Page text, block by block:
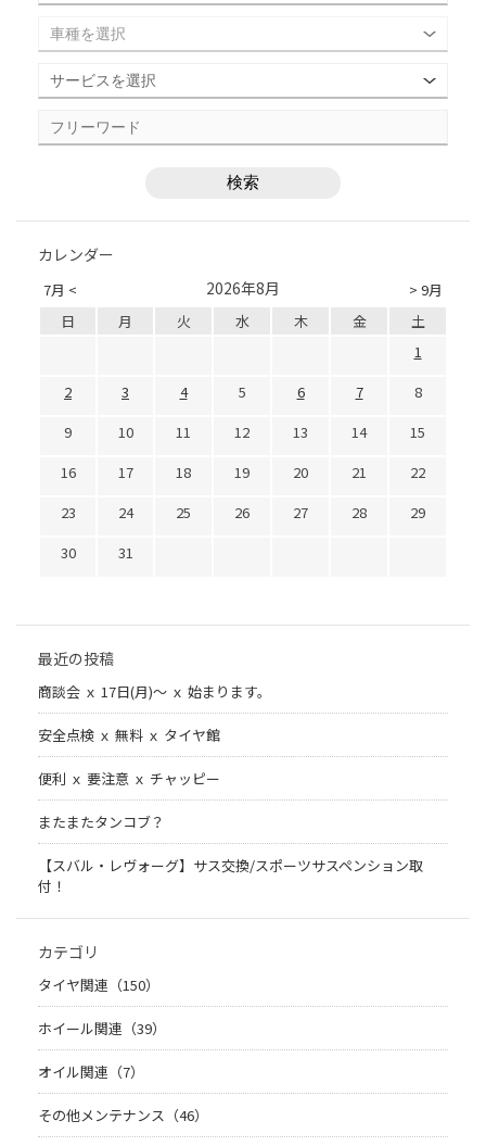
カレンダー
7月 < > 9月
2026年8月
日 月 火 水 木 金
土
1
2
3 4 5 6 7
8
9
10 11 12 13 14
15
16
17 18 19 20 21
22
23
24 25 26 27 28
29
30
31
最近の投稿
商談会 ｘ 17日(月)～ ｘ 始まります。
安全点検 ｘ 無料 ｘ タイヤ館
便利 ｘ 要注意 ｘ チャッピー
またまたタンコブ？
【スバル・レヴォーグ】サス交換/スポーツサスペンション取
付！
カテゴリ
タイヤ関連（150）
ホイール関連（39）
オイル関連（7）
その他メンテナンス（46）